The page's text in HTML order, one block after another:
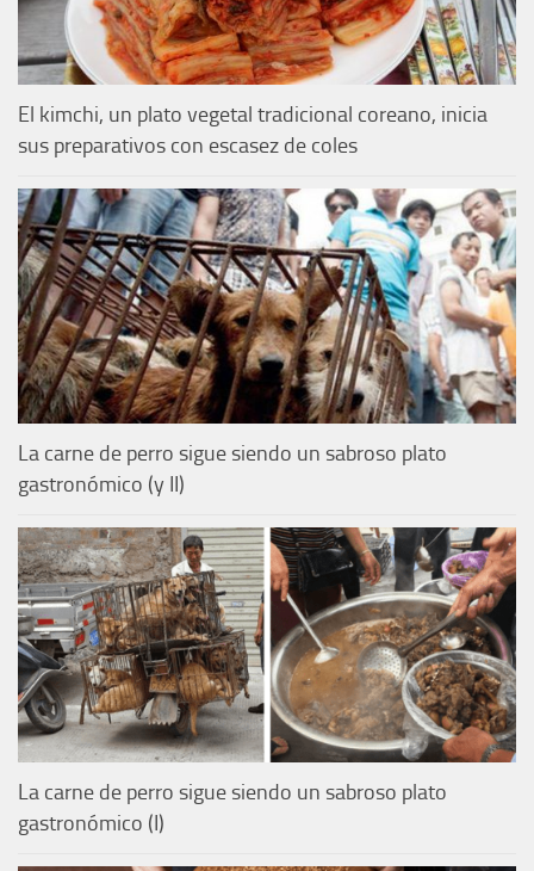
El kimchi, un plato vegetal tradicional coreano, inicia
sus preparativos con escasez de coles
La carne de perro sigue siendo un sabroso plato
gastronómico (y II)
La carne de perro sigue siendo un sabroso plato
gastronómico (I)